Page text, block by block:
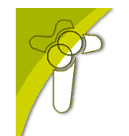
Skip
content